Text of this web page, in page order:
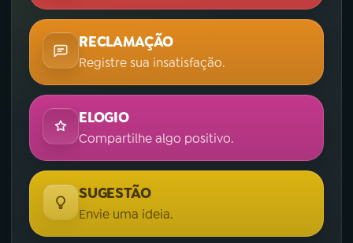
RECLAMAÇÃO
Registre sua insatisfação.
ELOGIO
Compartilhe algo positivo.
SUGESTÃO
Envie uma ideia.